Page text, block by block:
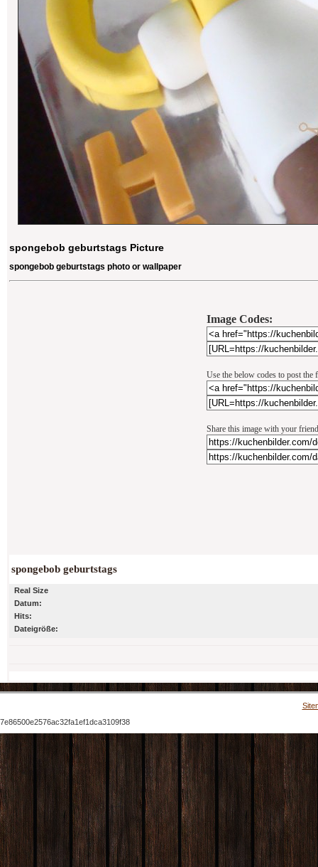
spongebob geburtstags Picture
spongebob geburtstags photo or wallpaper
Image Codes:
Use the below codes to post
Share this image with your
spongebob geburtstags
Real Size
Datum:
Hits:
Dateigröße:
7e86500e2576ac32fa1ef1dca3109f38